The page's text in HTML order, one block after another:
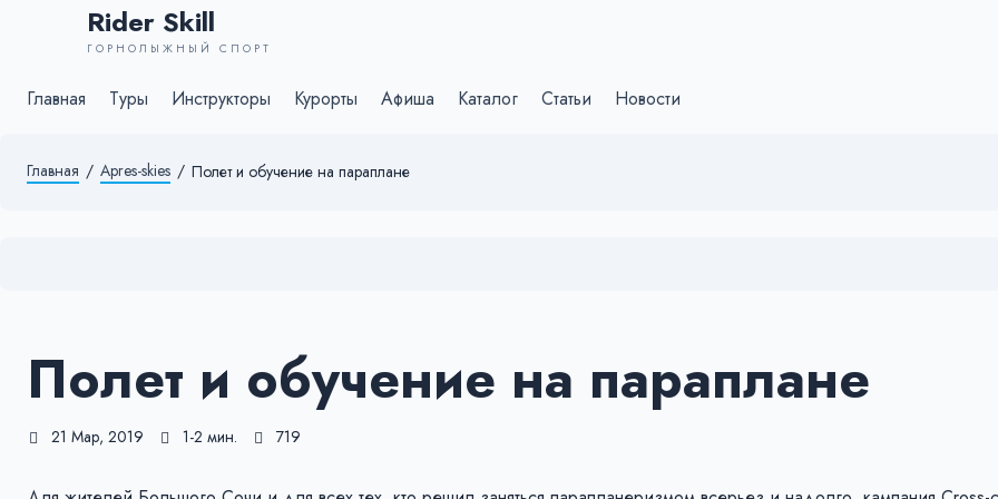
Rider Skill
ГОРНОЛЫЖНЫЙ СПОРТ
Главная Туры Инструкторы Курорты Афиша Каталог Статьи Новости
Главная / Apres-skies / Полет и обучение на параплане
Полет и обучение на параплане
21 Мар, 2019 1-2 мин. 719